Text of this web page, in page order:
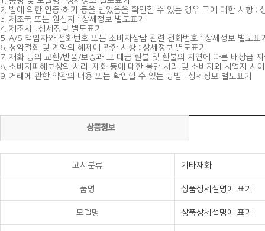
2. 법에 의한 인증·허가 등을 받았음을 확인할 수 있는 경우 그에 대한 사항 :
3. 제조국 또는 원산지 : 상세정보 별도표기
4. 제조사 : 상세정보 별도표기
5. A/S 책임자와 전화번호 또는 소비자상담 관련 전화번호 : 상세정보 별도표
6. 청약철회 및 계약의 해제에 관한 사항 : 상세정보 별도표기
7. 재화 등의 교환/반품/보증과 그 대금 환불 및 환불의 지연에 따른 배상급
8. 소비자피해보상의 처리, 재화 등에 대한 불만 처리 및 소비자와 사업자 사
9. 거래에 관한 약관의 내용 또는 확인할 수 있는 방법 : 상세정보 별도표기
상품정보
고시분류 기타재화
품명 상품상세설명에 표기
모델명 상품상세설명에 표기